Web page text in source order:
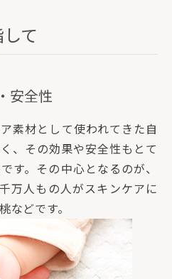
て
安全性
素材として使われてきた自
、その効果や安全性もとて
す。その中心となるのが、
万人もの人がスキンケアに
などです。